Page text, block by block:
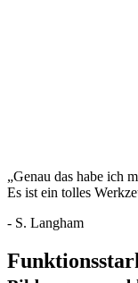
„Genau das habe ich
Es ist ein tolles
- S. Langham